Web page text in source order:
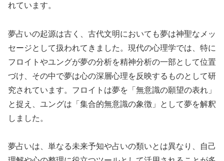
れています。
夢占いの起源は古く、古代文明においても夢は神聖なメッ
セージとして扱われてきました。現代の心理学では、特に
フロイトやユングが夢の分析を精神分析の一部として位置
づけ、その中で夢は心の深層心理を反映するものとして研
究されています。フロイトは夢を「無意識の願望の表れ」
と捉え、ユングは「集合的無意識の象徴」として夢を解釈
しました。
夢占いは、単なる未来予知や占いの類いとは異なり、自己